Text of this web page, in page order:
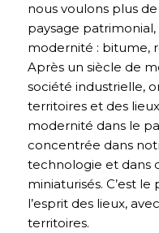
nous voulons plus
paysage
modernité : bitume,
Après un siècle de
société industrielle,
territoires et des
modernité dans le
concentrée dans
technologie et dans
miniaturisés. C’est
l’esprit des lieux,
territoires.